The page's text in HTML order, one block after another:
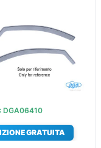
DGA06410
GRATUITA
€73,81.€53,39.